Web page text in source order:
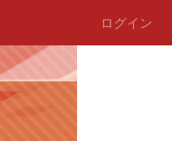
ログイン